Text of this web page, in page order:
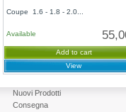
Coupe 1.6 - 1.8 - 2.0...
Available
Add to cart
View
Nuovi Prodotti
Consegna